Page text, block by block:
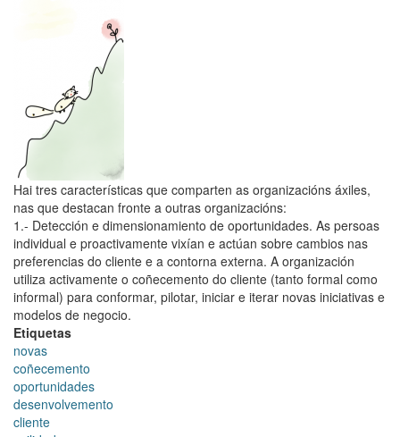
cliente?
Hai tres características que comparten as organizacións áxiles,
nas que destacan fronte a outras organizacións:
1.- Detección e dimensionamiento de oportunidades. As persoas
individual e proactivamente vixían e actúan sobre cambios nas
preferencias do cliente e a contorna externa. A organización
utiliza activamente o coñecemento do cliente (tanto formal como
informal) para conformar, pilotar, iniciar e iterar novas iniciativas e
modelos de negocio.
Etiquetas
novas
coñecemento
oportunidades
desenvolvemento
cliente